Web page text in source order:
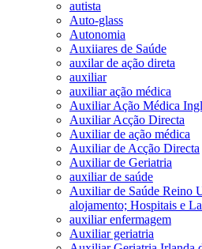
autista
Auto-glass
Autonomia
Auxiiares de Saúde
auxilar de ação direta
auxiliar
auxiliar ação médica
Auxiliar Ação Médica
Auxiliar Acção Directa
Auxiliar de ação médica
Auxiliar de Acção Directa
Auxiliar de Geriatria
auxiliar de saúde
Auxiliar de Saúde Reino
alojamento; Hospitais e
auxiliar enfermagem
Auxiliar geriatria